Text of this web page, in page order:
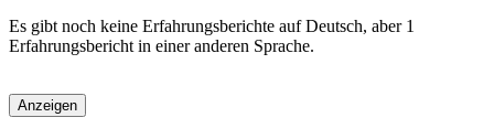
Es gibt noch keine Erfahrungsberichte auf Deutsch, aber 1
Erfahrungsbericht in einer anderen Sprache.
Anzeigen